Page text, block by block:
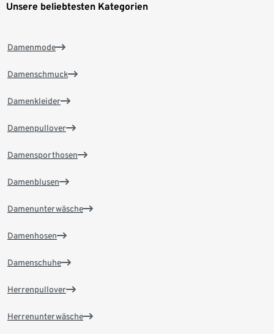
Unsere beliebtesten Kategorien
Damenmode
Damenschmuck
Damenkleider
Damenpullover
Damensporthosen
Damenblusen
Damenunterwäsche
Damenhosen
Damenschuhe
Herrenpullover
Herrenunterwäsche